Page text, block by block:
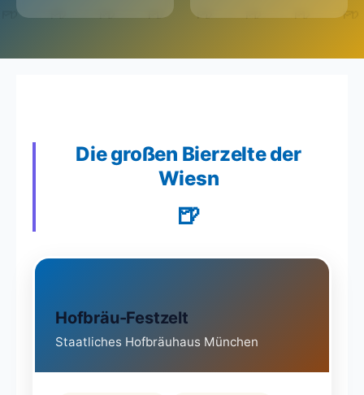
Die großen Bierzelte der
Wiesn
Hofbräu-Festzelt
Staatliches Hofbräuhaus München